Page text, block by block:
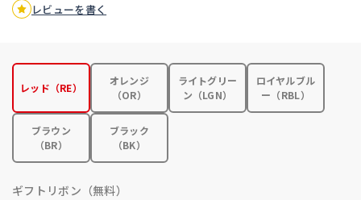
レビューを書く
レッド（RE）
オレンジ
（OR）
ライトグリー
ン（LGN）
ロイヤルブル
ー（RBL）
ブラウン
（BR）
ブラック
（BK）
ギフトリボン（無料）